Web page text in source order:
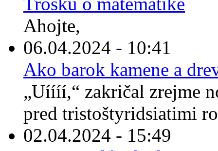
Ahojte,
06.04.2024 - 10:41
Ako barok kamene a
„Uíííí,“ zakričal zrejme
pred tristoštyridsiatimi
02.04.2024 - 15:49